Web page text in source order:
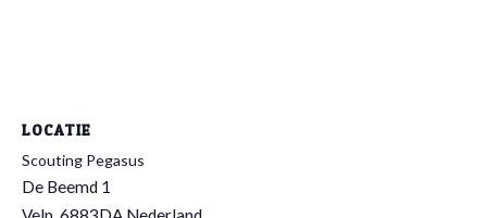
LOCATIE
Scouting Pegasus
De Beemd 1